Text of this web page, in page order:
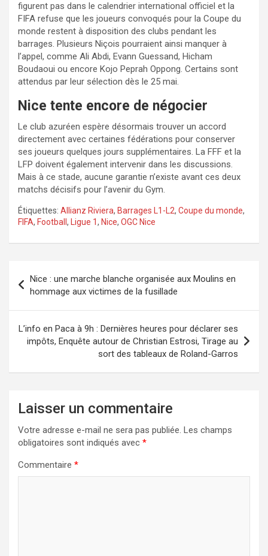
figurent pas dans le calendrier international officiel et la
FIFA refuse que les joueurs convoqués pour la Coupe du
monde restent à disposition des clubs pendant les
barrages. Plusieurs Niçois pourraient ainsi manquer à
l’appel, comme Ali Abdi, Evann Guessand, Hicham
Boudaoui ou encore Kojo Peprah Oppong. Certains sont
attendus par leur sélection dès le 25 mai.
Nice tente encore de négocier
Le club azuréen espère désormais trouver un accord
directement avec certaines fédérations pour conserver
ses joueurs quelques jours supplémentaires. La FFF et la
LFP doivent également intervenir dans les discussions.
Mais à ce stade, aucune garantie n’existe avant ces deux
matchs décisifs pour l’avenir du Gym.
Étiquettes: Allianz Riviera, Barrages L1-L2, Coupe du monde,
FIFA, Football , Ligue 1, Nice, OGC Nice
de
l’article
Nice : une marche blanche organisée aux Moulins en
hommage aux victimes de la fusillade
L’info en Paca à 9h : Dernières heures pour déclarer ses
impôts, Enquête autour de Christian Estrosi, Tirage au
sort des tableaux de Roland-Garros
Laisser un commentaire
Votre adresse e-mail ne sera pas publiée. Les champs
obligatoires sont indiqués avec *
Commentaire *